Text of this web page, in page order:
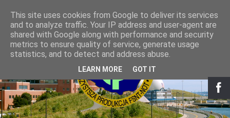
This site uses cookies from Google to deliver its services
and to analyze traffic. Your IP address and user-agent are
shared with Google along with performance and security
metrics to ensure quality of service, generate usage
statistics, and to detect and address abuse.
LEARN MORE GOT IT